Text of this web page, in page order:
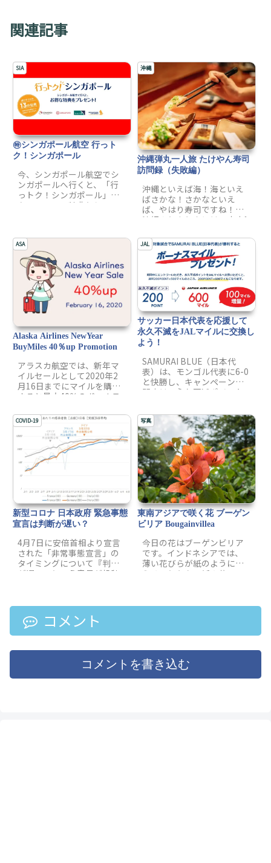
関連記事
SIA
㊕シンガポール航空 行っト
ク！シンガポール
今、シンガポール航空でシ
ンガポールへ行くと、「行
っトク！シンガポール」の
キャンペーン特典として、
ンが50％オフになる割引券
や、チャンギ空港内のラウ
ンジの利用無料券など、合
計13個の特典の中から、1つ
の特典をもらえます。ぜひ
ご利用ください。
沖縄
沖縄弾丸一人旅 たけやん寿司
訪問録（失敗編）
沖縄といえば海！海といえ
ばさかな！さかなといえ
ば、やはり寿司ですね！！
沖縄のとまりんには、夜中1
していない、知る人ぞ知る
名店があるとのこと。仕入
れに満足いかなければ、営
業しないという拘りのお店
で、バツグンに美味しく、
開店前から行列ができるお
店とか。これはもう行くし
かない！ということで、こ
のお店にお寿司を食べに行
ってみたいと思います！
ASA
Alaska Airlines NewYear
BuyMiles 40％up Promotion
アラスカ航空では、新年マ
イルセールとして2020年2
月16日までにマイルを購入
すると最大40％のボーナス
ーションを開催していま
す。
JAL
サッカー日本代表を応援して
永久不滅をJALマイルに交換し
よう！
SAMURAI BLUE（日本代
表）は、モンゴル代表に6-0
と快勝し、キャンペーン期
間中は、永久不滅ポイント
「200POINT=600マイル」
で交換ができることになり
ました。キャンペーンの期
間は、本日まで！
COVID-19
新型コロナ 日本政府 緊急事態
宣言は判断が遅い？
4月7日に安倍首相より宣言
された「非常事態宣言」の
タイミングについて『判断
が遅い』という意見が投稿
色々な意見が分かれるとこ
ろですが、ヨーロッパで1番
最初に感染者が見つかった
「イタリア」や「ドイツ」
写真
東南アジアで咲く花 ブーゲン
ビリア Bougainvillea
今日の花はブーゲンビリア
です。インドネシアでは、
薄い花びらが紙のように見
えることから、紙の花
ています。海外旅行の際に
のも良い思い出になると思
コメント
コメントを書き込む